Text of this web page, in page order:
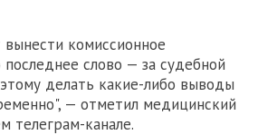
комиссионное
слово — за судебной
делать какие-либо выводы
— отметил медицинский
телеграм-канале.